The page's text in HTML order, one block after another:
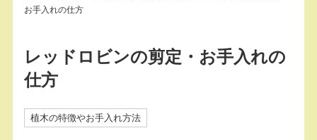
お手入れの仕方
レッドロビンの剪定・お手入れの
仕方
植木の特徴やお手入れ方法